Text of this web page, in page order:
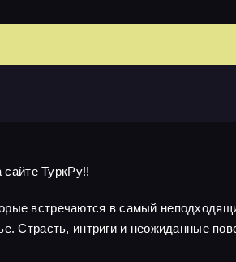
сайте ТуркРу!!
встречаются в самый
Страсть, интриги и неожиданные